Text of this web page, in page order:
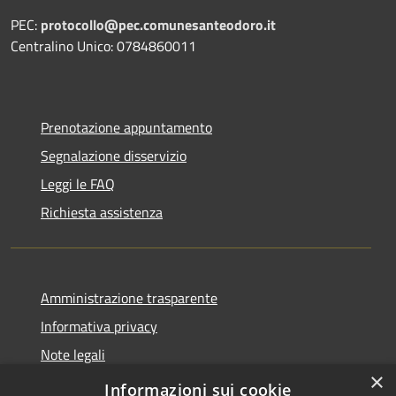
PEC: protocollo@pec.comunesanteodoro.it
Centralino Unico: 0784860011
Prenotazione appuntamento
Segnalazione disservizio
Leggi le FAQ
Richiesta assistenza
Amministrazione trasparente
Informativa privacy
Note legali
Dichiarazione di accessibilità
×
Informazioni sui cookie